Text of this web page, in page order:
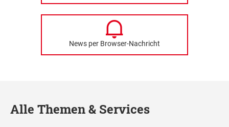
News per Browser-Nachricht
Alle Themen & Services